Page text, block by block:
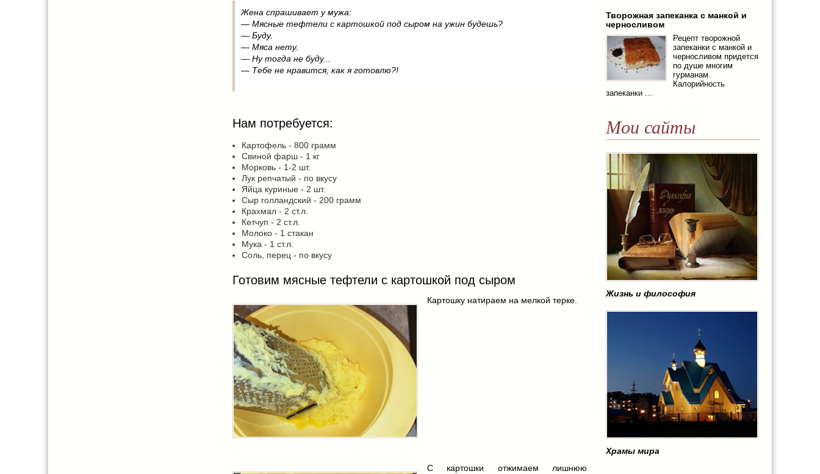
Жена спрашивает у мужа:
— Мясные тефтели с картошкой под сыром на ужин будешь?
— Буду.
— Мяса нету.
— Ну тогда не буду...
— Тебе не нравится, как я готовлю?!
Нам потребуется:
Картофель - 800 грамм
Свиной фарш - 1 кг
Морковь - 1-2 шт.
Лук репчатый - по вкусу
Яйца куриные - 2 шт.
Сыр голландский - 200 грамм
Крахмал - 2 ст.л.
Кетчуп - 2 ст.л.
Молоко - 1 стакан
Мука - 1 ст.л.
Соль, перец - по вкусу
Готовим мясные тефтели с картошкой под сыром
Картошку натираем на мелкой терке.
С картошки отжимаем лишнюю
Творожная запеканка с манкой и
черносливом
Рецепт творожной
запеканки с манкой и
черносливом придется
по душе многим
гурманам.
Калорийность
запеканки ...
Мои сайты
Жизнь и философия
Храмы мира